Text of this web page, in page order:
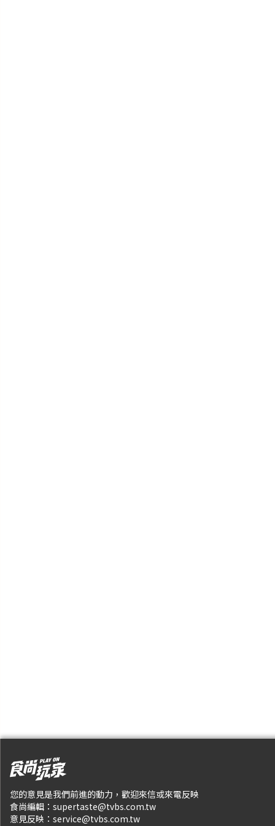
您的意見是我們前進的動力，歡迎來信或來電反映
食尚編輯： supertaste@tvbs.com.tw
意見反映： service@tvbs.com.tw